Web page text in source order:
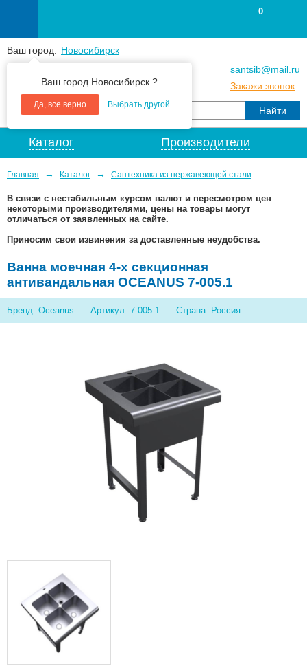
Ваш город: Новосибирск
Ваш город Новосибирск ?
Да, все верно Выбрать другой
+7(383) 213 79 30
santsib@mail.ru
Закажи звонок
0
Каталог Производители
Главная → Каталог → Сантехника из нержавеющей стали
В связи с нестабильным курсом валют и пересмотром цен
некоторыми производителями, цены на товары могут
отличаться от заявленных на сайте.
Приносим свои извинения за доставленные неудобства.
Ванна моечная 4-х секционная
антивандальная OCEANUS 7-005.1
Бренд: Oceanus Артикул: 7-005.1 Страна: Россия